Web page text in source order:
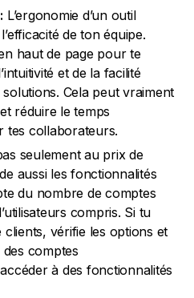
L’ergonomie d’un outil
de ton équipe.
haut de page pour te
et de la facilité
solutions. Cela peut vraiment
réduire le temps
tes collaborateurs.
seulement au prix de
aussi les fonctionnalités
du nombre de comptes
compris. Si tu
clients, vérifie les options et
comptes
à des fonctionnalités